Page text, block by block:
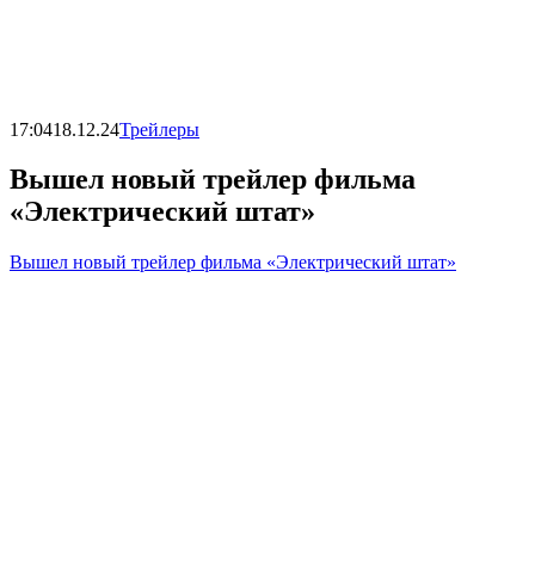
17:0418.12.24Трейлеры
Вышел новый трейлер фильма
«Электрический штат»
Вышел новый трейлер фильма «Электрический штат»